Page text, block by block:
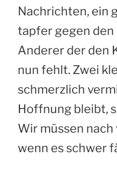
Nachrichten, ein
tapfer gegen
Anderer der den
nun fehlt. Zwei
schmerzlich
Hoffnung bleibt,
Wir müssen nach
wenn es schwer